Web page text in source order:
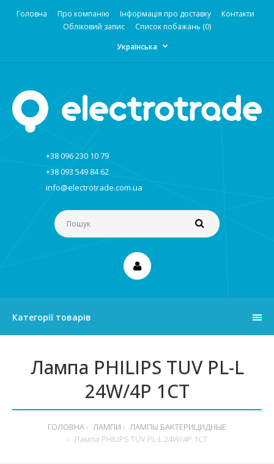
Головна Про компанію Інформація про доставку
Контакти
Обліковий запис
Список побажань (0)
Українська
+38 096 230 10 79
+38 093 549 84 62
info@electrotrade.com.ua
Категорії товарів
Лампа PHILIPS TUV PL-L
24W/4P 1CT
ГОЛОВНА ЛАМПИ
ЛАМПЫ БАКТЕРИЦИДНЫЕ
Лампа PHILIPS TUV PL-L 24W/4P 1CT